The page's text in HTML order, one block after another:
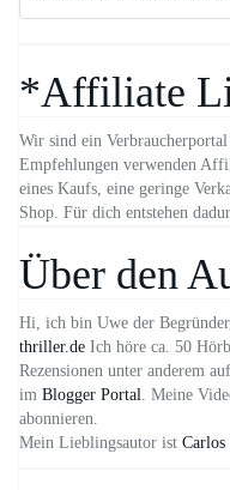
*Affiliate
Wir sind ein
Empfehlungen verwenden
eines Kaufs, eine geringe
Shop. Für dich entstehen
Über den
Hi, ich bin Uwe der
thriller.de Ich höre ca. 50
Rezensionen unter anderem auf
im Blogger Portal . Meine
abonnieren.
Mein Lieblingsautor ist